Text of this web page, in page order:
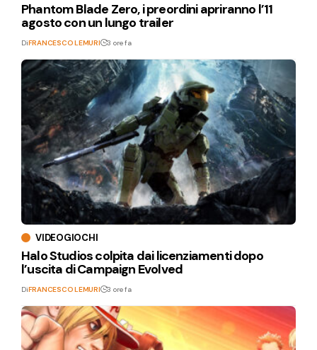
Phantom Blade Zero, i preordini apriranno l’11
agosto con un lungo trailer
DiFRANCESCO LEMURI 3 ore fa
VIDEOGIOCHI
Halo Studios colpita dai licenziamenti dopo
l’uscita di Campaign Evolved
DiFRANCESCO LEMURI 3 ore fa